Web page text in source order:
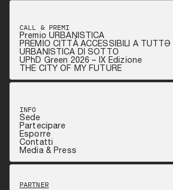
CALL & PREMI
Premio URBANISTICA
PREMIO CITTÀ ACCESSIBILI A TUTTƏ
URBANISTICA DI SOTTO
UPhD Green 2026 – IX Edizione
THE CITY OF MY FUTURE
INFO
Sede
Partecipare
Esporre
Contatti
Media & Press
PARTNER